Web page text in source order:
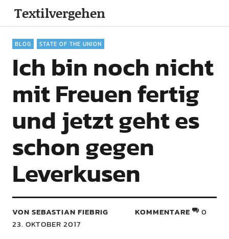
Textilvergehen
BLOG STATE OF THE UNION
Ich bin noch nicht
mit Freuen fertig
und jetzt geht es
schon gegen
Leverkusen
VON SEBASTIAN FIEBRIG
23. OKTOBER 2017
KOMMENTARE 0